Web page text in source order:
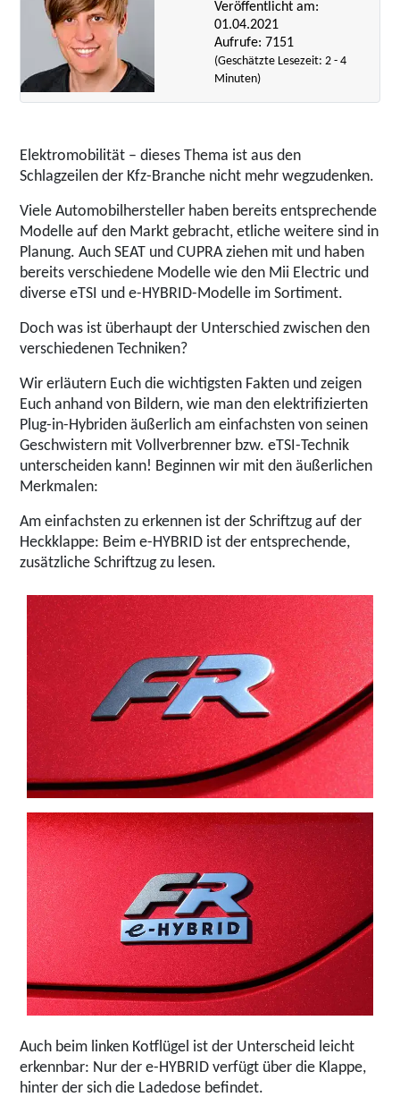
Veröffentlicht am:
01.04.2021
Aufrufe: 7151
(Geschätzte Lesezeit: 2 - 4
Minuten)
Elektromobilität – dieses Thema ist aus den
Schlagzeilen der Kfz-Branche nicht mehr wegzudenken.
Viele Automobilhersteller haben bereits entsprechende
Modelle auf den Markt gebracht, etliche weitere sind in
Planung. Auch SEAT und CUPRA ziehen mit und haben
bereits verschiedene Modelle wie den Mii Electric und
diverse eTSI und e-HYBRID-Modelle im Sortiment.
Doch was ist überhaupt der Unterschied zwischen den
verschiedenen Techniken?
Wir erläutern Euch die wichtigsten Fakten und zeigen
Euch anhand von Bildern, wie man den elektrifizierten
Plug-in-Hybriden äußerlich am einfachsten von seinen
Geschwistern mit Vollverbrenner bzw. eTSI-Technik
unterscheiden kann! Beginnen wir mit den äußerlichen
Merkmalen:
Am einfachsten zu erkennen ist der Schriftzug auf der
Heckklappe: Beim e-HYBRID ist der entsprechende,
zusätzliche Schriftzug zu lesen.
Auch beim linken Kotflügel ist der Unterscheid leicht
erkennbar: Nur der e-HYBRID verfügt über die Klappe,
hinter der sich die Ladedose befindet.